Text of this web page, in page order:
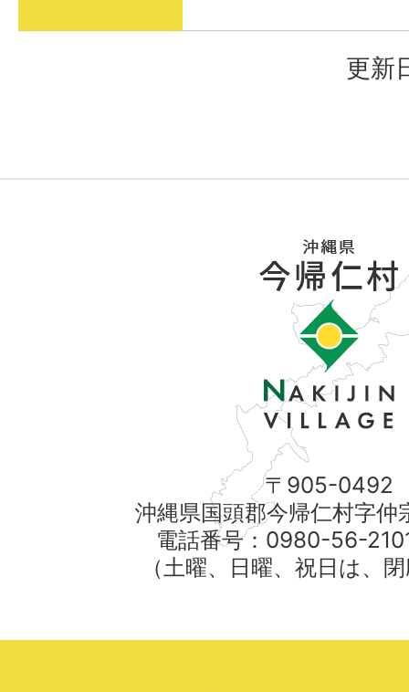
更新
〒905-0492
沖縄県国頭郡今帰仁村字仲
電話番号：0980-56-
（土曜、日曜、祝日は、